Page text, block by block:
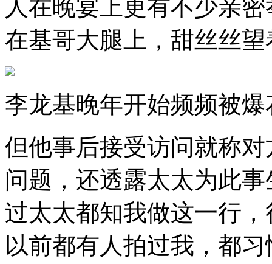
人在晚宴上更有不少亲
在基哥大腿上，甜丝丝望
李龙基晚年开始频频被
但他事后接受访问就称
问题，还透露太太为此
过太太都知我做这一行
以前都有人拍过我，都